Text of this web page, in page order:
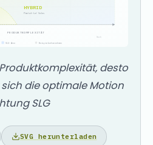
HYBRID
Product-Led Sales
PRODUKTKOMPLEXITÄT
Hoch
SLG-Zone Beispielunternehmen
desto
die optimale Motion
SLG
SVG herunterladen